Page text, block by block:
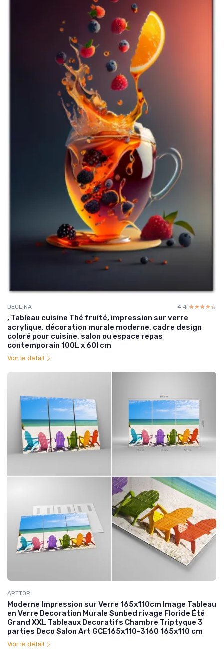
DECLINA 4.4 ☆☆☆☆☆
★★★★★
, Tableau cuisine Thé fruité, impression sur verre
acrylique, décoration murale moderne, cadre design
coloré pour cuisine, salon ou espace repas
contemporain 100L x 60l cm
Voir le détail
ARTTOR
Moderne Impression sur Verre 165x110cm Image Tableau
en Verre Decoration Murale Sunbed rivage Floride Été
Grand XXL Tableaux Decoratifs Chambre Triptyque 3
parties Deco Salon Art GCE165x110-3160 165x110 cm
Voir le détail